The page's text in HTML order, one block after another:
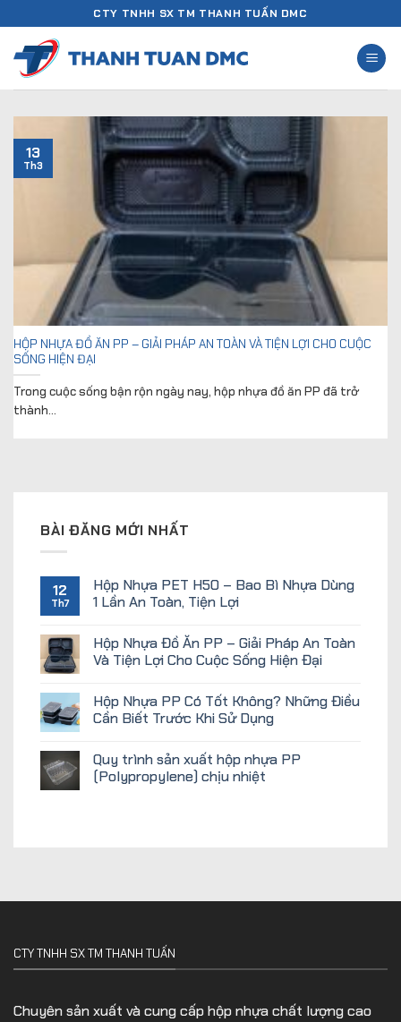
đến
nội
dung
CTY TNHH SX TM THANH TUẤN DMC
HỘP NHỰA ĐỒ ĂN PP – GIẢI PHÁP AN TOÀN VÀ TIỆN LỢI CHO CUỘC
SỐNG HIỆN ĐẠI
Trong cuộc sống bận rộn ngày nay, hộp nhựa đồ ăn PP đã trở
thành...
13
Th3
BÀI ĐĂNG MỚI NHẤT
12
Th7
Hộp Nhựa PET H50 – Bao Bì Nhựa Dùng
1 Lần An Toàn, Tiện Lợi
Hộp Nhựa Đồ Ăn PP – Giải Pháp An Toàn
Và Tiện Lợi Cho Cuộc Sống Hiện Đại
Hộp Nhựa PP Có Tốt Không? Những Điều
Cần Biết Trước Khi Sử Dụng
Quy trình sản xuất hộp nhựa PP
(Polypropylene) chịu nhiệt
CTY TNHH SX TM THANH TUẤN
Chuyên sản xuất và cung cấp hộp nhựa chất lượng cao